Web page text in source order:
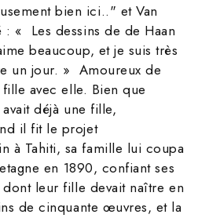
bien ici.." et Van
« Les dessins de de Haan
beaucoup, et je suis très
un jour. » Amoureux de
avec elle. Bien que
déjà une fille,
il fit le projet
à Tahiti, sa famille lui coupa
en 1890, confiant ses
leur fille devait naître en
de cinquante œuvres, et la